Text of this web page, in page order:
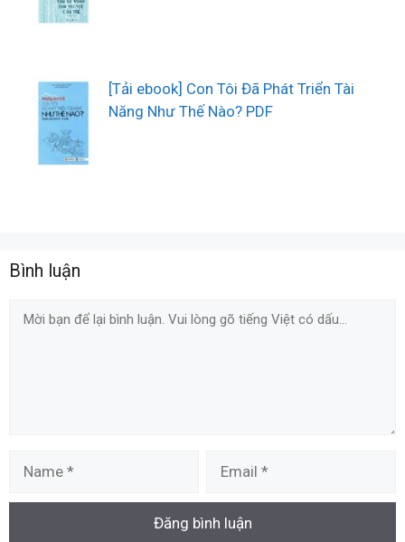
[Tải ebook] Con Tôi Đã Phát Triển Tài
Năng Như Thế Nào? PDF
Bình luận
Comment